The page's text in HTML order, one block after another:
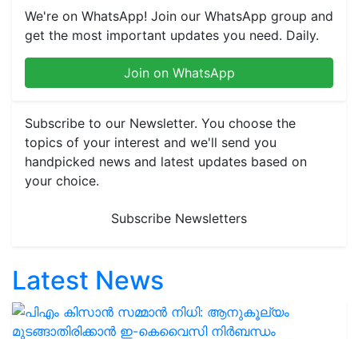
We're on WhatsApp! Join our WhatsApp group and
get the most important updates you need. Daily.
Join on WhatsApp
Subscribe to our Newsletter. You choose the
topics of your interest and we'll send you
handpicked news and latest updates based on
your choice.
Subscribe Newsletters
Latest News